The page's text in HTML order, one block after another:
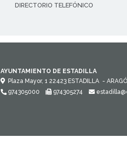
DIRECTORIO TELEFÓNICO
AYUNTAMIENTO DE ESTADILLA
Plaza Mayor, 1 22423 ESTADILLA -
974305000
974305274